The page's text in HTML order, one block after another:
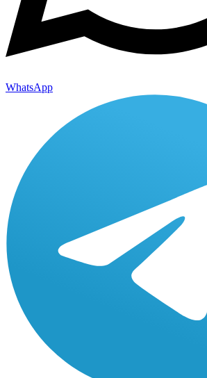
WhatsApp